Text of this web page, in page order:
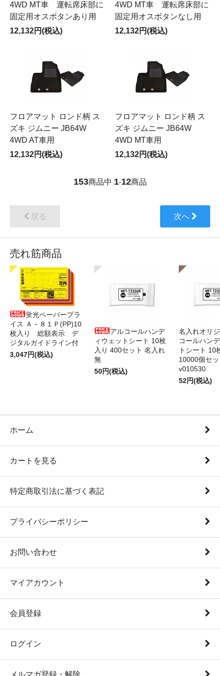
4WD MT車 運転席床部に
固定用オスボタンあり用
12,132円(税込)
4WD MT車 運転席床部に
固定用オスボタンなし用
12,132円(税込)
フロアマット ロンド柄 ス
ズキ ジムニー JB64W
4WD AT車用
12,132円(税込)
フロアマット ロンド柄 ス
ズキ ジムニー JB64W
4WD MT車用
12,132円(税込)
153商品中 1-12商品
戻る 次へ
売れ筋商品
蛍光ペーパープラ
イス Ａ－８１Ｐ(PP)10
枚入り 総額表示 デ
ジタルガイドライン付
3,047円(税込)
アルコールハンデ
ィウェットシート 10枚
入り 400セット 名入れ
無
50円(税込)
名入れオリ
コールハン
トシート 10
10000個セ
v010530
52円(税込)
ホーム
カートを見る
特定商取引法に基づく表記
プライバシーポリシー
お問い合わせ
マイアカウント
会員登録
ログイン